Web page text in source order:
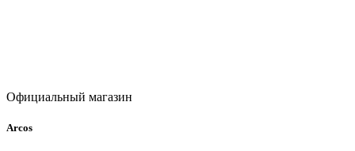
Официальный магазин
Arcos